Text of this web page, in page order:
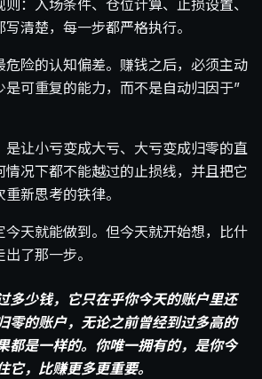
：入场条件、仓位计算、止损设置、
清楚，每一步都严格执行。
危险的认知偏差。赚钱之后，必须主动
是可重复的能力，而不是自动归因于”
是让小亏变成大亏、大亏变成归零的直
情况下都不能越过的止损线，并且把它
新思考的铁律。
今天就能做到。但今天就开始想，比什
了那一步。
多少钱，它只在乎你今天的账户里还
零的账户，无论之前曾经到过多高的
都是一样的。你唯一拥有的，是你今
它，比赚更多更重要。